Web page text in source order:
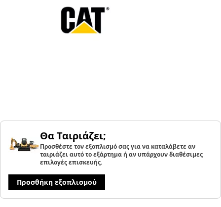
Θα Ταιριάζει;
Προσθέστε τον εξοπλισμό σας για να καταλάβετε αν
ταιριάζει αυτό το εξάρτημα ή αν υπάρχουν διαθέσιμες
επιλογές επισκευής.
Προσθήκη εξοπλισμού